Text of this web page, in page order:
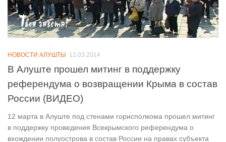
НОВОСТИ АЛУШТЫ 12.03.2014
В Алуште прошел митинг в поддержку
референдума о возвращении Крыма в состав
России (ВИДЕО)
12 марта в Алуште под стенами горисполкома прошел митинг
в поддержку проведения Всекрымского референдума о
вхождении полуострова в состав России на правах субъекта